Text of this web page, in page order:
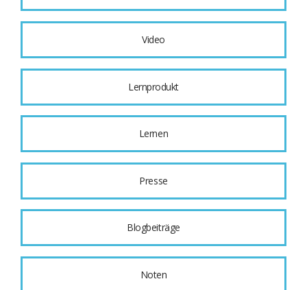
Video
Lernprodukt
Lernen
Presse
Blogbeiträge
Noten